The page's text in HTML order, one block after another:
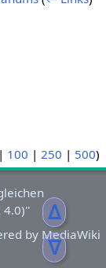
ᐃ
ᐁ
| 100 | 250 | 500)